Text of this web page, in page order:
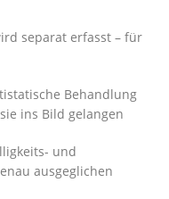
separat erfasst – für
Behandlung
ins Bild gelangen
und
ausgeglichen